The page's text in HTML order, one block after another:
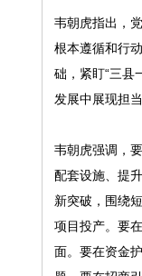
韦朝虎指出，
根本遵循和行
础，紧盯“三县
发展中展现担
韦朝虎强调，
配套设施、提
新突破，围绕
项目投产。要
面。要在资金